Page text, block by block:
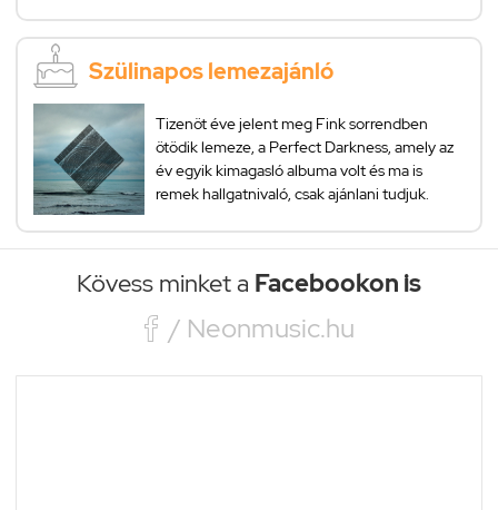
Szülinapos lemezajánló
Tizenöt éve jelent meg Fink sorrendben
ötödik lemeze, a Perfect Darkness, amely az
év egyik kimagasló albuma volt és ma is
remek hallgatnivaló, csak ajánlani tudjuk.
Kövess minket a Facebookon is
 / Neonmusic.hu